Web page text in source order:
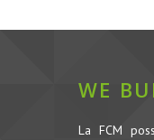
WE
La FCM